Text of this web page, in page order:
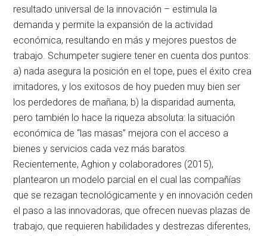
resultado universal de la innovación – estimula la
demanda y permite la expansión de la actividad
económica, resultando en más y mejores puestos de
trabajo. Schumpeter sugiere tener en cuenta dos puntos:
a) nada asegura la posición en el tope, pues el éxito crea
imitadores, y los exitosos de hoy pueden muy bien ser
los perdedores de mañana; b) la disparidad aumenta,
pero también lo hace la riqueza absoluta: la situación
económica de “las masas” mejora con el acceso a
bienes y servicios cada vez más baratos.
Recientemente, Aghion y colaboradores (2015),
plantearon un modelo parcial en el cual las compañías
que se rezagan tecnológicamente y en innovación ceden
el paso a las innovadoras, que ofrecen nuevas plazas de
trabajo, que requieren habilidades y destrezas diferentes,